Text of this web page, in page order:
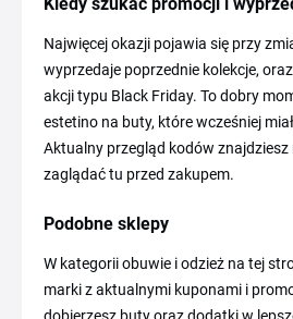
Najwięcej okazji pojawia się przy
wyprzedaje poprzednie kolekcje,
akcji typu Black Friday. To dobry
estetino na buty, które wcześniej
Aktualny przegląd kodów
zaglądać tu przed zakupem.
Podobne sklepy
W kategorii obuwie i odzież na tej
marki z aktualnymi kuponami i
dobierzesz buty oraz dodatki w